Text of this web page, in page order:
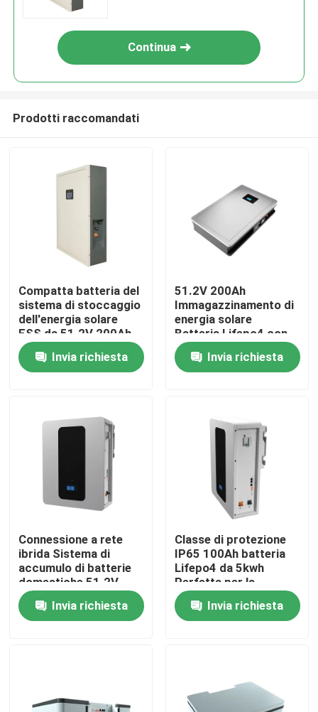
Casa
Prodotti
Chi siamo
Fatory Tour
Contattaci
notizie
Batteria dello ione LiFePO4 del litio
Continua
Prodotti raccomandati
Compatta batteria del
sistema di stoccaggio
dell'energia solare
ESS da 51.2V 200Ah
per prestazioni
ottimaliInvia richiesta
51.2V 200Ah
Immagazzinamento di
energia solare
Batteria Lifepo4 con
potenza nominale
10.24KWh 95%DOD
Invia richiesta
Connessione a rete
ibrida Sistema di
accumulo di batterie
domestiche 51.2V
100Ah 5kWh Batteria
di accumulo ESS
Invia richiesta
Classe di protezione
IP65 100Ah batteria
Lifepo4 da 5kwh
Perfetta per la
conservazione
dell'energia batteria
ESS
Invia richiesta